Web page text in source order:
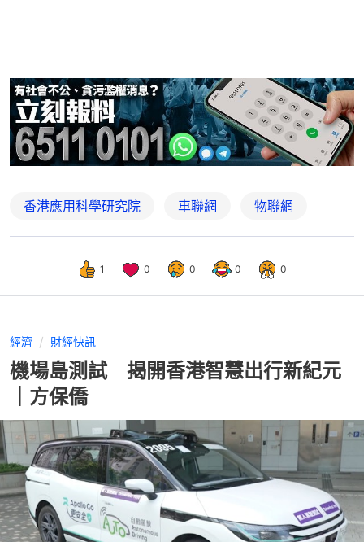
香港應用科學研究院 車聯網 物聯網
1 0 0 0 0
經濟 財經快訊
機場島測試 揭開香港智慧出行新紀元
｜方保僑